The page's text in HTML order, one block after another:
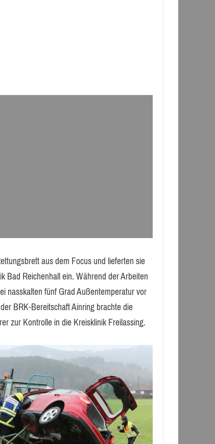
aus dem Focus und lieferten sie
Bad Reichenhall ein. Während der Arbeiten
nasskalten fünf Grad Außentemperatur vor
BRK-Bereitschaft Ainring brachte die
zur Kontrolle in die Kreisklinik Freilassing.